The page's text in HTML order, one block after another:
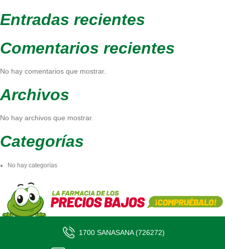
Entradas recientes
Comentarios recientes
No hay comentarios que mostrar.
Archivos
No hay archivos que mostrar.
Categorías
No hay categorías
1700 SANASANA (726272)